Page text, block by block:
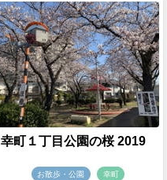
幸町１丁目公園の桜 2019
お散歩・公園 幸町